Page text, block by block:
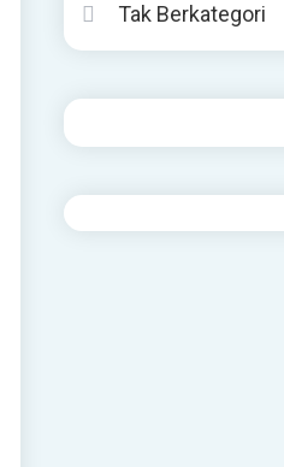
Tak Berkategori